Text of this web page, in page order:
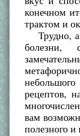
конечном
трактом и
Трудно, а
болезни,
рецептов,
вам
полезного и